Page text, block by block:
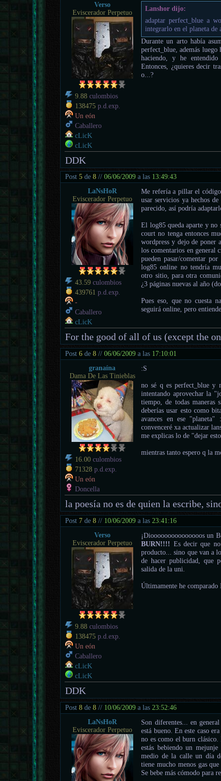
Verso
Eviscerador Perpetuo
9.88 culombios
138475 p.d.exp.
Un eón
Caballero
cLicK
cLicK
Lanshor dijo:
adaptar perfect_blue a
integrarlo en el planeta de
Durante un arto había
perfect_blue, además luego
haciendo, y he
Entonces, ¿quieres decir
o...?
DDK
Post5 de8 //06/06/2009 a las 13:49:43
LaNsHoR
Eviscerador Perpetuo
43.59 culombios
439761 p.d.exp.
-
Caballero
cLicK
Me refería a pillar el
usar servicios ya hechos
parecido, así podría
El log85 queda aparte y no
court no tenga entonces
wordpress y dejo de poner
los comentarios en general
pueden pasar/comentar
log85 online no tendría
otro sitio, para otra
¿3 páginas nuevas al año
Pues eso, que no cuesta
seguirá online, pero
For the good of all of us (except the
Post6 de8 //06/06/2009 a las 17:10:01
granaína
Dama De Las Tinieblas
16.00 culombios
71328 p.d.exp.
Un eón
Doncella
:S
no sé q es perfect_blue y
intentando aprovechar la
tiempo, de todas
deberías usar esto como
avances en ese
convenceré xa actualizar
me explicas lo de "dejar
mientras tanto espero q la
la poesía no es de quien la escribe,
Post 7 de8 // 10/06/2009 a las 23:41:16
Verso
Eviscerador Perpetuo
9.88 culombios
138475 p.d.exp.
Un eón
Caballero
cLicK
cLicK
¡Diooooooooooooooos
BURN!!!! Es decir que
producto... sino que van a
de hacer publicidad, que
salida de la uni.
Últimamente he
DDK
Post8 de8 // 10/06/2009 a las 23:52:46
LaNsHoR
Eviscerador Perpetuo
Son diferentes... en
está bueno. En este caso
no es como el burn
estás bebiendo un
medio de la calle un día
tiene mucho menos gas
Se bebe más cómodo para